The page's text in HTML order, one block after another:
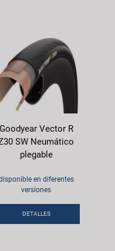
Goodyear Vector R
SW Neumático
plegable
en diferentes
versiones
DETALLES